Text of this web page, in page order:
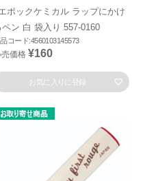
ポックケミカル ラップにかけ
ペン 白 袋入り 557-0160
コード:4560103145573
価格 ¥160
お気に入りに登録